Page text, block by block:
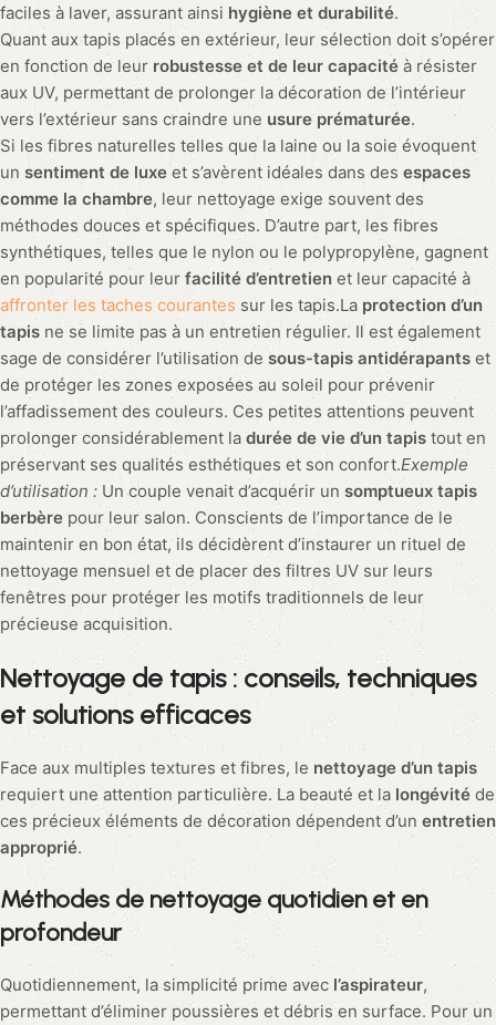
faciles à laver, assurant ainsi hygiène et durabilité.
Quant aux tapis placés en extérieur, leur sélection doit s’opérer
en fonction de leur robustesse et de leur capacité à résister
aux UV, permettant de prolonger la décoration de l’intérieur
vers l’extérieur sans craindre une usure prématurée.
Si les fibres naturelles telles que la laine ou la soie évoquent
un sentiment de luxe et s’avèrent idéales dans des espaces
comme la chambre, leur nettoyage exige souvent des
méthodes douces et spécifiques. D’autre part, les fibres
synthétiques, telles que le nylon ou le polypropylène, gagnent
en popularité pour leur facilité d’entretien et leur capacité à
affronter les taches courantes sur les tapis.La protection d’un
tapis ne se limite pas à un entretien régulier. Il est également
sage de considérer l’utilisation de sous-tapis antidérapants et
de protéger les zones exposées au soleil pour prévenir
l’affadissement des couleurs. Ces petites attentions peuvent
prolonger considérablement la durée de vie d’un tapis tout en
préservant ses qualités esthétiques et son confort.Exemple
d’utilisation : Un couple venait d’acquérir un somptueux tapis
berbère pour leur salon. Conscients de l’importance de le
maintenir en bon état, ils décidèrent d’instaurer un rituel de
nettoyage mensuel et de placer des filtres UV sur leurs
fenêtres pour protéger les motifs traditionnels de leur
précieuse acquisition.
Nettoyage de tapis : conseils, techniques
et solutions efficaces
Face aux multiples textures et fibres, le nettoyage d’un tapis
requiert une attention particulière. La beauté et la longévité de
ces précieux éléments de décoration dépendent d’un entretien
approprié.
Méthodes de nettoyage quotidien et en
profondeur
Quotidiennement, la simplicité prime avec l’aspirateur,
permettant d’éliminer poussières et débris en surface. Pour un